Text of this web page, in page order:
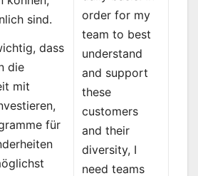
sind.
dass
die
mit
für
order for my
team to best
understand
and support
these
customers
and their
diversity, I
need teams